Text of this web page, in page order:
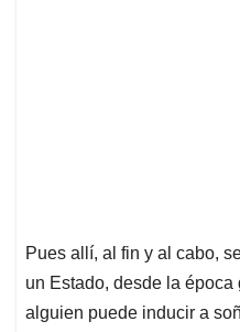
Pues allí, al fin y al cabo,
un Estado, desde la
alguien puede inducir a